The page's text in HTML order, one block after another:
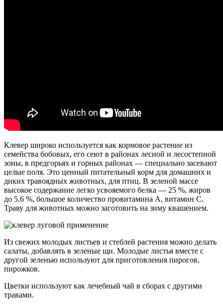
Клевер широко используется как кормовое растение из
семейства бобовых, его сеют в районах лесной и лесостепной
зоны, в предгорьях и горных районах — специально засевают
целые поля. Это ценный питательный корм для домашних и
диких травоядных животных, для птиц. В зеленой массе
высокое содержание легко усвояемого белка — 25 %, жиров
до 5,6 %, большое количество провитамина А, витамин С.
Траву для животных можно заготовить на зиму квашением.
Из свежих молодых листьев и стеблей растения можно делать
салаты, добавлять в зеленые щи. Молодые листья вместе с
другой зеленью используют для приготовления пирогов,
пирожков.
Цветки используют как лечебный чай в сборах с другими
травами.